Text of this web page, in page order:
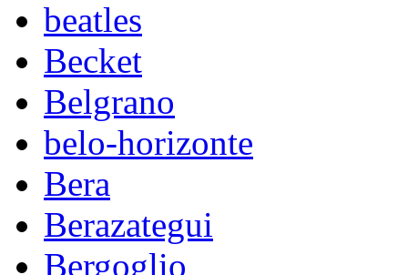
beatles
Becket
Belgrano
belo-horizonte
Bera
Berazategui
Bergoglio